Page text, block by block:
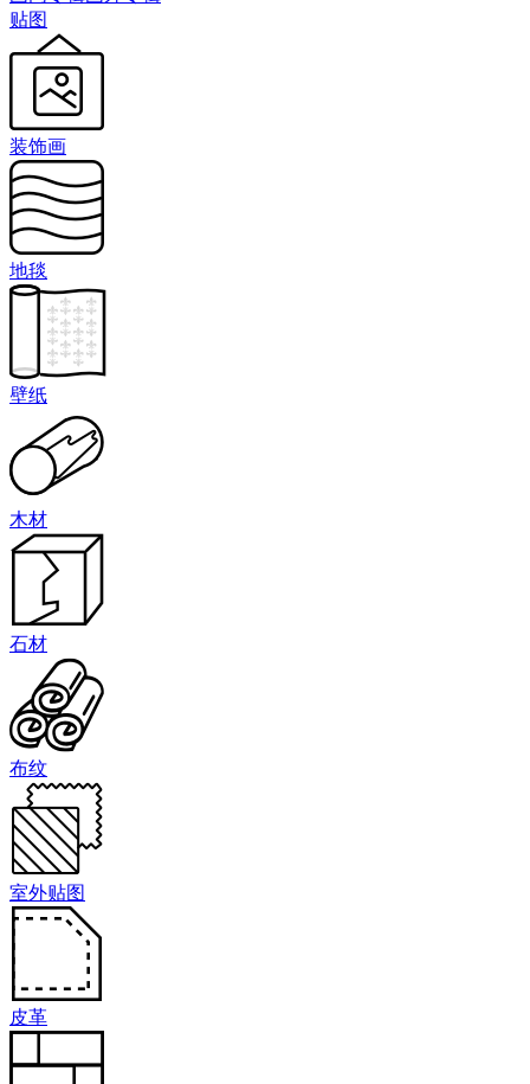
贴图
装饰画
地毯
壁纸
木材
石材
布纹
室外贴图
皮革